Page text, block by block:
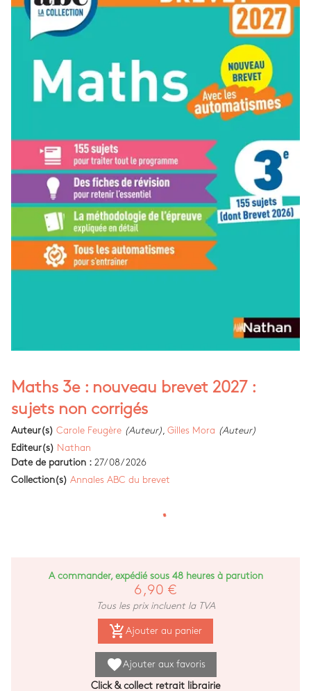
Maths 3e : nouveau brevet 2027 :
sujets non corrigés
Auteur(s) Carole Feugère (Auteur) Gilles Mora (Auteur)
Editeur(s) Nathan
Date de parution : 27/08/2026
Collection(s) Annales ABC du brevet
A commander, expédié sous 48 heures à parution
6,90 €
Tous les prix incluent la TVA
add_shopping_cart Ajouter au panier
favoriteAjouter aux favoris
Click & collect retrait librairie